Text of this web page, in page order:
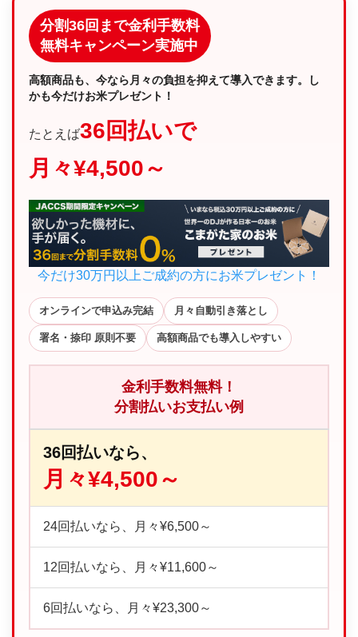
分割36回まで金利手数料
無料キャンペーン実施中
高額商品も、今なら月々の負担を抑えて導入できます。し
かも今だけお米プレゼント！
たとえば36回払いで
月々¥4,500～
今だけ30万円以上ご成約の方にお米プレゼント！
オンラインで申込み完結 月々自動引き落とし
署名・捺印 原則不要 高額商品でも導入しやすい
金利手数料無料！
分割払いお支払い例
36回払いなら、
月々¥4,500～
24回払いなら、月々¥6,500～
12回払いなら、月々¥11,600～
6回払いなら、月々¥23,300～